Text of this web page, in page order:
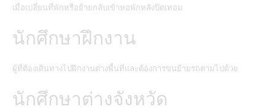
เมื่อเปลี่ยนที่พักหรือย้ายกลับเข้าหอพักหลังปิดเทอม
นักศึกษาฝึกงาน
ผู้ที่ต้องเดินทางไปฝึกงานต่างพื้นที่และต้องการขนย้ายรถตามไปด้วย
นักศึกษาต่างจังหวัด